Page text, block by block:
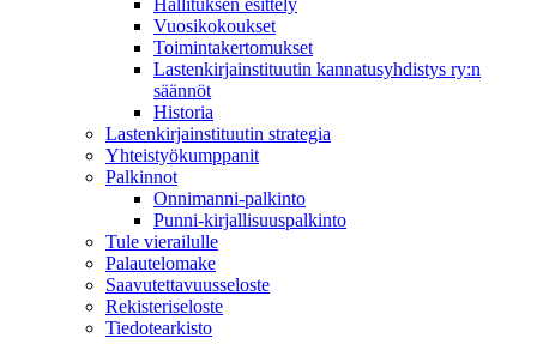
Hallituksen esittely
Vuosikokoukset
Toimintakertomukset
Lastenkirjainstituutin kannatusyhdistys ry:n
säännöt
Historia
Lastenkirjainstituutin strategia
Yhteistyökumppanit
Palkinnot
Onnimanni-palkinto
Punni-kirjallisuuspalkinto
Tule vierailulle
Palautelomake
Saavutettavuusseloste
Rekisteriseloste
Tiedotearkisto